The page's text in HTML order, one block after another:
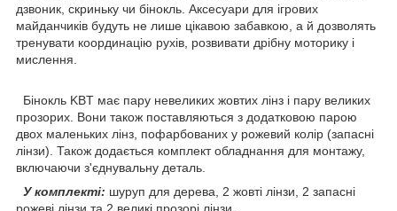
дзвоник, скриньку чи бінокль. Аксесуари для ігрових
майданчиків будуть не лише цікавою забавкою, а й дозволять
тренувати координацію рухів, розвивати дрібну моторику і
мислення.
Бінокль KBT має пару невеликих жовтих лінз і пару великих
прозорих. Вони також поставляються з додатковою парою
двох маленьких лінз, пофарбованих у рожевий колір (запасні
лінзи). Також додається комплект обладнання для монтажу,
включаючи з'єднувальну деталь.
У комплекті: шуруп для дерева, 2 жовті лінзи, 2 запасні
рожеві лінзи та 2 великі прозорі лінзи.